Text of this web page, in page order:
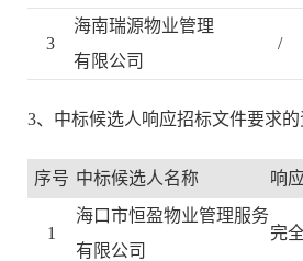
3
海南瑞源物业管理
有限公司
/
3、中标候选人响应招标文件要求
序号 中标候选人名称 响
1
海口市恒盈物业管理服务
有限公司
完